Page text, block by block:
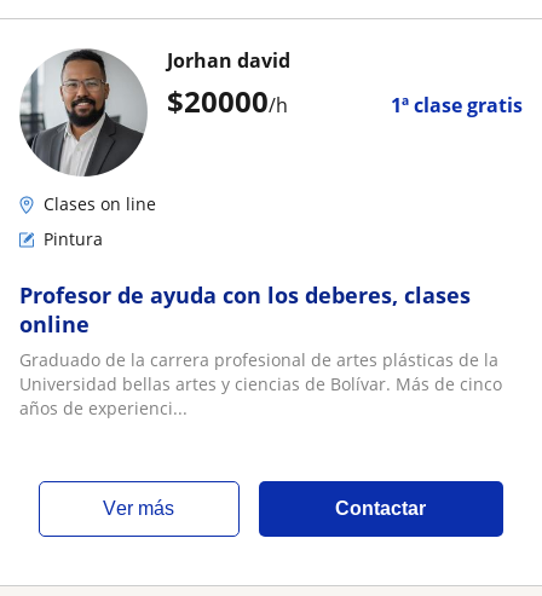
$20000/h 1ª clase gratis
Jorhan david
Clases on line
Pintura
Profesor de ayuda con los deberes, clases
online
Graduado de la carrera profesional de artes plásticas de la
Universidad bellas artes y ciencias de Bolívar. Más de cinco
años de experienci...
ver más Contactar